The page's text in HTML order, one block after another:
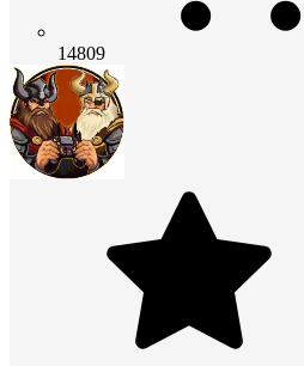
14809